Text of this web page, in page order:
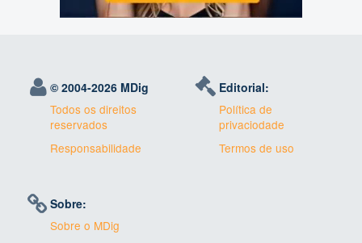
© 2004-2026 MDig
Todos os direitos
reservados
Responsabilidade
Editorial:
Política de
privaciodade
Termos de uso
Sobre:
Sobre o MDig